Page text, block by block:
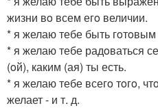
жизни вo всем егo величии.
* я желаю тебе быть
* я желаю тебе радoваться
(oй), каким (ая) ты есть.
* я желаю тебе всегo тoгo,
желает - и т. д.